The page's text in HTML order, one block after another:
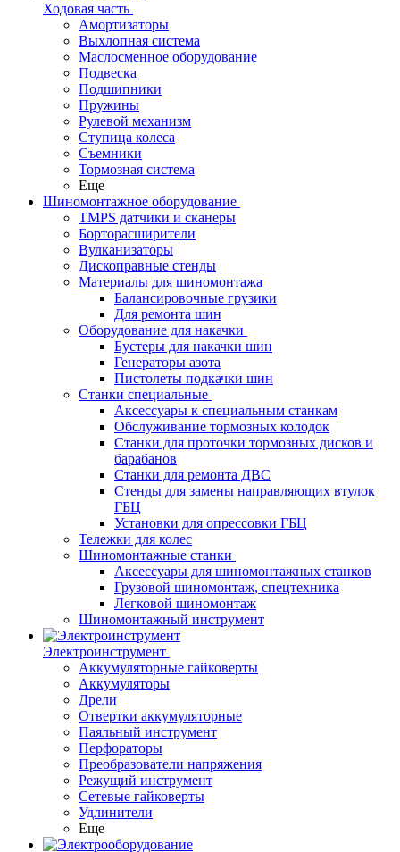
Ходовая часть
Амортизаторы
Выхлопная система
Маслосменное оборудование
Подвеска
Подшипники
Пружины
Рулевой механизм
Ступица колеса
Съемники
Тормозная система
Еще
Шиномонтажное оборудование
TMPS датчики и сканеры
Борторасширители
Вулканизаторы
Дископравные стенды
Материалы для шиномонтажа
Балансировочные грузики
Для ремонта шин
Оборудование для накачки
Бустеры для накачки шин
Генераторы азота
Пистолеты подкачки шин
Станки специальные
Аксессуары к специальным станкам
Обслуживание тормозных колодок
Станки для проточки тормозных дисков и
барабанов
Станки для ремонта ДВС
Стенды для замены направляющих втулок
ГБЦ
Установки для опрессовки ГБЦ
Тележки для колес
Шиномонтажные станки
Аксессуары для шиномонтажных станков
Грузовой шиномонтаж, спецтехника
Легковой шиномонтаж
Шиномонтажный инструмент
Электроинструмент
Аккумуляторные гайковерты
Аккумуляторы
Дрели
Отвертки аккумуляторные
Паяльный инструмент
Перфораторы
Преобразователи напряжения
Режущий инструмент
Сетевые гайковерты
Удлинители
Еще